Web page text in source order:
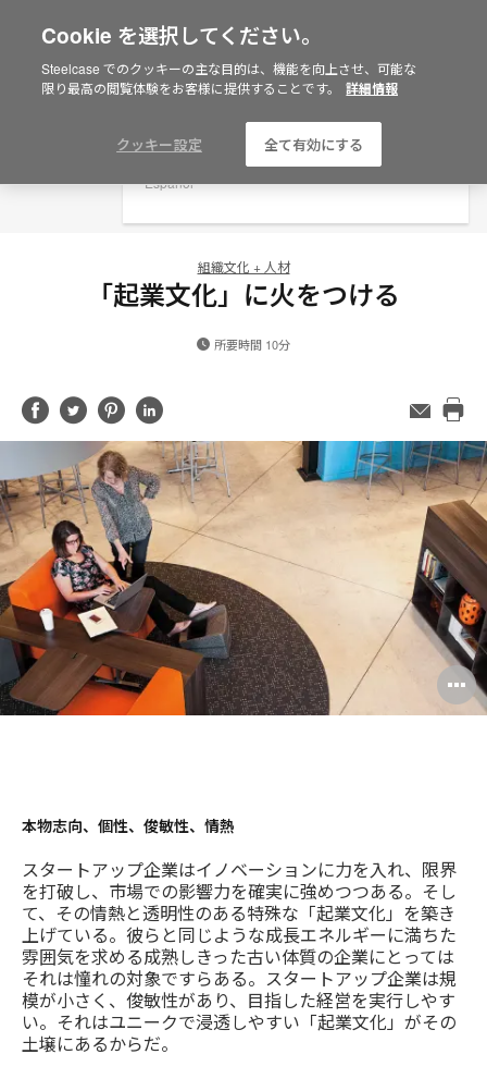
Are you in United States?
Would you like to see Products we sell in
Americas
Español
組織文化 + 人材
「起業文化」に火をつける
所要時間 10分
Share
on
Facebook
Share
on
Twitter
Share
on
Pinterest
Share
on
LinkedIn
メ
ル
ア
ド
レ
ス
this
本物志向、個性、俊敏性、情熱
スタートアップ企業はイノベーションに力を入れ、限界
を打破し、市場での影響力を確実に強めつつある。そし
て、その情熱と透明性のある特殊な「起業文化」を築き
上げている。彼らと同じような成長エネルギーに満ちた
雰囲気を求める成熟しきった古い体質の企業にとっては
それは憧れの対象ですらある。スタートアップ企業は規
模が小さく、俊敏性があり、目指した経営を実行しやす
い。それはユニークで浸透しやすい「起業文化」がその
土壌にあるからだ。
Cookie を選択してください。
Steelcase でのクッキーの主な目的は、機能を向上させ、可能な
限り最高の閲覧体験をお客様に提供することです。
詳細情報
クッキー設定 全て有効にする